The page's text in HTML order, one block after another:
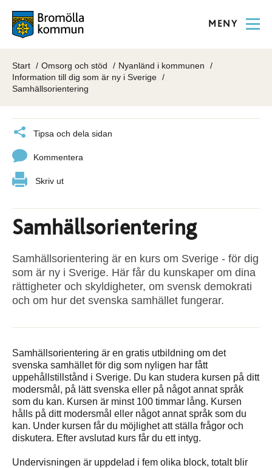
MENY
Start Omsorg och stöd
Nyanländ i kommunen
Information till dig som är ny i Sverige
Samhällsorientering
Tipsa och dela sidan
Kommentera
Skriv ut
Samhällsorientering
Samhällsorientering är en kurs om Sverige - för dig
som är ny i Sverige. Här får du kunskaper om dina
rättigheter och skyldigheter, om svensk demokrati
och om hur det svenska samhället fungerar.
Samhällsorientering är en gratis utbildning om det
svenska samhället för dig som nyligen har fått
uppehållstillstånd i Sverige. Du kan studera kursen på ditt
modersmål, på lätt svenska eller på något annat språk
som du kan. Kursen är minst 100 timmar lång. Kursen
hålls på ditt modersmål eller något annat språk som du
kan. Under kursen får du möjlighet att ställa frågor och
diskutera. Efter avslutad kurs får du ett intyg.
Undervisningen är uppdelad i fem olika block, totalt blir